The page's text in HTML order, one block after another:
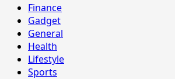
Finance
Gadget
General
Health
Lifestyle
Sports